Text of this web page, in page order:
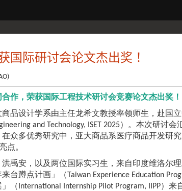
国际研讨会论文杰出奖！
作，荣获国际工程技术研讨会竞赛论文杰出奖！
商品设计学系由主任龙希文教授率领师生，赴国
and Technology, ISET 2025）。本次研
众多优秀研究中，亚大商品系医疗商品开发研
点。
禹安，以及两位国际实习生，来自印度维洛尔理
台蹲点计画」（Taiwan Experience Education
（International Internship Pilot Program, IIPP）